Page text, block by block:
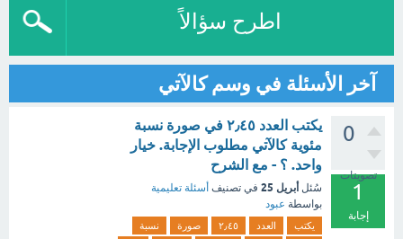
اطرح سؤالاً
آخر الأسئلة في وسم كالآتي
0
تصويتات
1
إجابة
يكتب العدد ٢٫٤٥ في صورة نسبة
مئوية كالآتي مطلوب الإجابة. خيار
واحد. ؟ - مع الشرح
سُئل أبريل 25 في تصنيف أسئلة تعليمية
بواسطة عبود
يكتب العدد ٢٫٤٥ صورة
نسبة